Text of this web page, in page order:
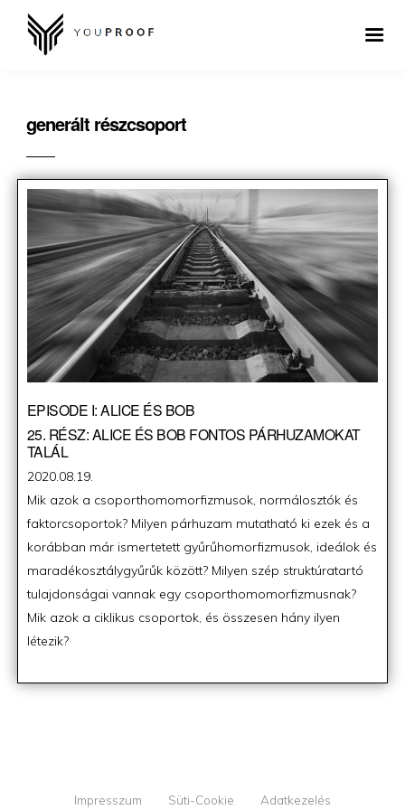
generált részcsoport
EPISODE I: ALICE ÉS BOB
25. RÉSZ: ALICE ÉS BOB FONTOS PÁRHUZAMOKAT
TALÁL
Posted
on
2020.08.19.
Mik azok a csoporthomomorfizmusok, normálosztók és
faktorcsoportok? Milyen párhuzam mutatható ki ezek és a
korábban már ismertetett gyűrűhomorfizmusok, ideálok és
maradékosztálygyűrűk között? Milyen szép struktúratartó
tulajdonságai vannak egy csoporthomomorfizmusnak?
Mik azok a ciklikus csoportok, és összesen hány ilyen
létezik?
Impresszum Süti-Cookie Adatkezelés